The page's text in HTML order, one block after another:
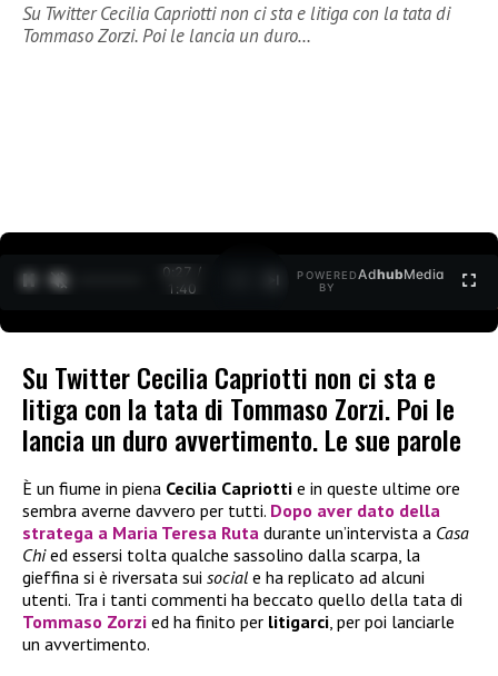
Su Twitter Cecilia Capriotti non ci sta e litiga con la tata di
Tommaso Zorzi. Poi le lancia un duro…
0:27 /
1:40
POWERED
BY
AdhubMedia
Su Twitter Cecilia Capriotti non ci sta e
litiga con la tata di Tommaso Zorzi. Poi le
lancia un duro avvertimento. Le sue parole
È un fiume in piena Cecilia Capriotti e in queste ultime ore
sembra averne davvero per tutti. Dopo aver dato della
stratega a Maria Teresa Ruta durante un’intervista a Casa
Chied essersi tolta qualche sassolino dalla scarpa, la
gieffina si è riversata sui social e ha replicato ad alcuni
utenti. Tra i tanti commenti ha beccato quello della tata di
Tommaso Zorzi ed ha finito per litigarci, per poi lanciarle
un avvertimento.